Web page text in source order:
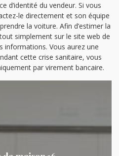
d’identité du vendeur. Si vous
le directement et son équipe
la voiture. Afin d’estimer la
simplement sur le site web de
informations. Vous aurez une
cette crise sanitaire, vous
par virement bancaire.